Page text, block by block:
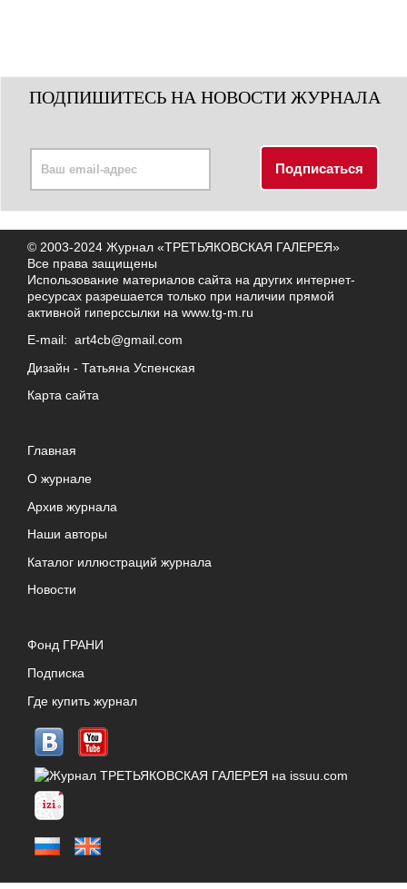
ПОДПИШИТЕСЬ НА НОВОСТИ ЖУРНАЛА
© 2003-2024 Журнал «ТРЕТЬЯКОВСКАЯ ГАЛЕРЕЯ»
Все права защищены
Использование материалов сайта на других интернет-
ресурсах разрешается только при наличии прямой
активной гиперссылки на www.tg-m.ru
E-mail: art4cb@gmail.com
Дизайн - Татьяна Успенская
Карта сайта
Главная
О журнале
Архив журнала
Наши авторы
Каталог иллюстраций журнала
Новости
Фонд ГРАНИ
Подписка
Где купить журнал